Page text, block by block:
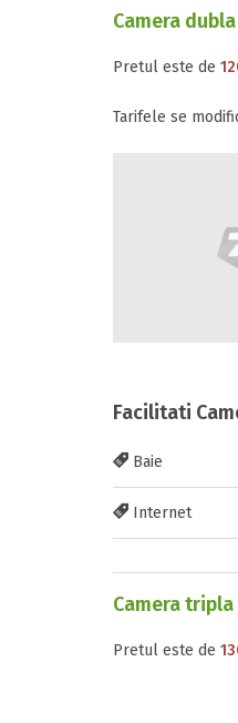
Camera
Pretul este de
Tarifele se
Facilitati
Baie
Internet
Camera tripla
Pretul este de